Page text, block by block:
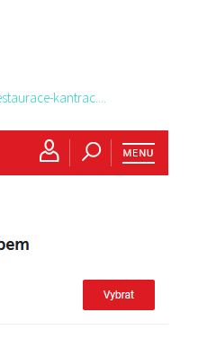
kantrac....